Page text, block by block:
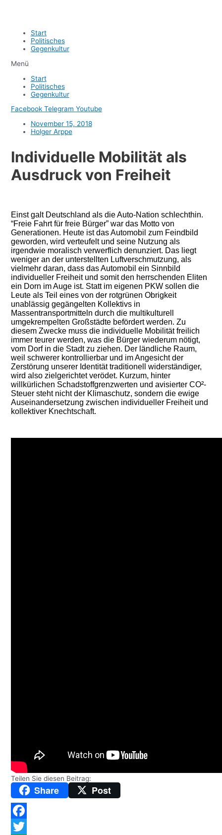
Start
Politisches
Gegenkultur
Menü
Start
Politisches
Gegenkultur
Facebook Telegram Youtube
November 15, 2018
Holger Arppe
Individuelle Mobilität als
Ausdruck von Freiheit
Einst galt Deutschland als die Auto-Nation schlechthin.
“Freie Fahrt für freie Bürger” war das Motto von
Generationen. Heute ist das Automobil zum Feindbild
geworden, wird verteufelt und seine Nutzung als
irgendwie moralisch verwerflich denunziert. Das liegt
weniger an der unterstellten Luftverschmutzung, als
vielmehr daran, dass das Automobil ein Sinnbild
individueller Freiheit und somit den herrschenden Eliten
ein Dorn im Auge ist. Statt im eigenen PKW sollen die
Leute als Teil eines von der rotgrünen Obrigkeit
unablässig gegängelten Kollektivs in
Massentransportmitteln durch die multikulturell
umgekrempelten Großstädte befördert werden. Zu
diesem Zwecke muss die individuelle Mobilität freilich
immer teurer werden, was die Bürger wiederum nötigt,
vom Dorf in die Stadt zu ziehen. Der ländliche Raum,
weil schwerer kontrollierbar und im Angesicht der
Zerstörung unserer Identität traditionell widerständiger,
wird also zielgerichtet verödet. Kurzum, hinter
willkürlichen Schadstoffgrenzwerten und avisierter CO²-
Steuer steht nicht der Klimaschutz, sondern die ewige
Auseinandersetzung zwischen individueller Freiheit und
kollektiver Knechtschaft.
Teilen Sie diesen Beitrag:
Share Post
Facebook